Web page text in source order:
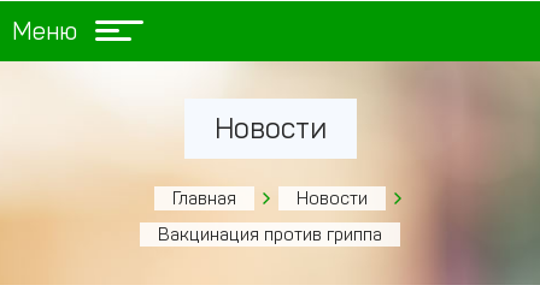
Меню
Новости
Главная
Новости
Вакцинация против гриппа